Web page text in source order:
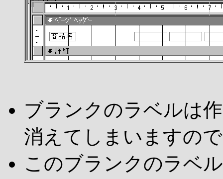
ブランクのラベルは
消えてしまいますの
このブランクのラベ